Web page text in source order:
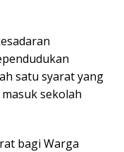
satu syarat yang
sekolah
bagi Warga